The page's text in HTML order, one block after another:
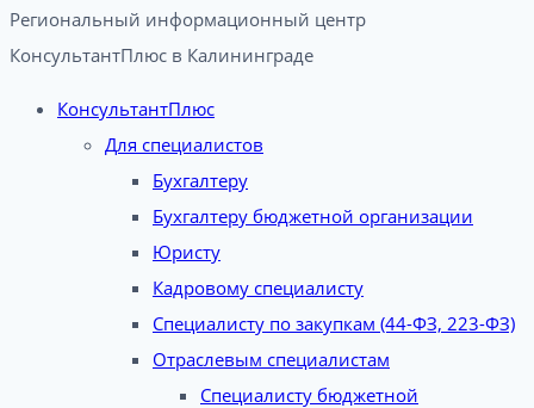
Региональный информационный центр
КонсультантПлюс в Калининграде​
КонсультантПлюс
Для специалистов
Бухгалтеру
Бухгалтеру бюджетной организации
Юристу
Кадровому специалисту
Специалисту по закупкам (44-ФЗ, 223-ФЗ)
Отраслевым специалистам
Специалисту бюджетной